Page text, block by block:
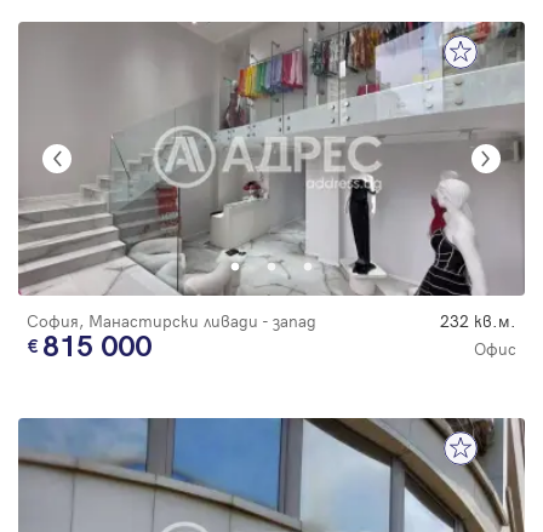
София, Манастирски ливади - запад 232 кв.м.
815 000 Офис